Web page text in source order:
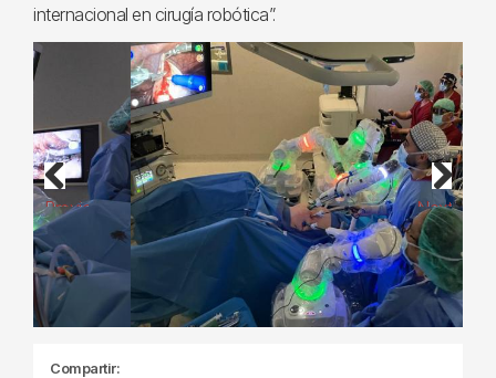
internacional en cirugía robótica”.
Previous Next
Compartir: